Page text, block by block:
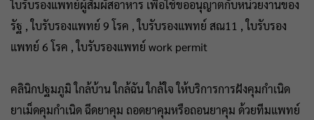
ใบรับรองแพทย์ผู้สัมผัสอาหาร เพื่อใช้ขออนุญาตกับหน่วยงานของ
รัฐ , ใบรับรองแพทย์ 9 โรค , ใบรับรองแพทย์ สณ11 , ใบรับรอง
แพทย์ 6 โรค , ใบรับรองแพทย์ work permit
คลินิกปฐมภูมิ ใกล้บ้าน ใกล้ฉัน ใกล้ใจ ให้บริการการฝังคุมกำเนิด
ยาเม็ดคุมกำเนิด ฉีดยาคุม ถอดยาคุมหรือถอนยาคุม ด้วยทีมแพทย์